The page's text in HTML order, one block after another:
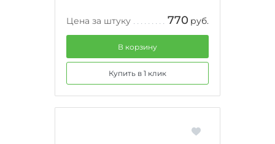
Цена за штуку 770 руб.
В корзину
Купить в 1 клик